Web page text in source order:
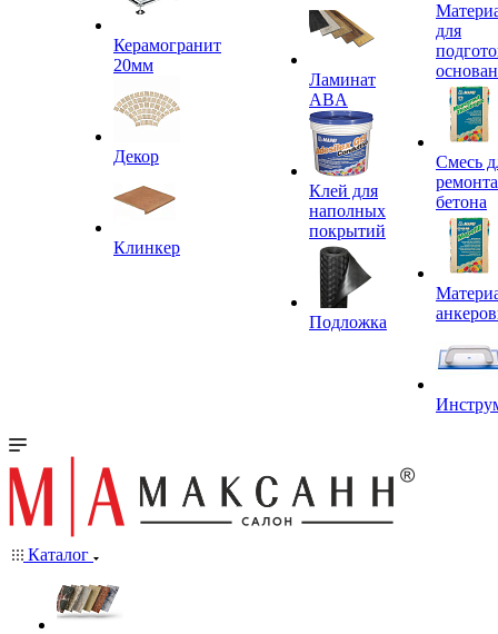
Керамогранит
20мм
Декор
Клинкер
Ламинат
ABA
Клей для
наполных
покрытий
Подложка
для
Смесь
ремонта
бетона
Каталог